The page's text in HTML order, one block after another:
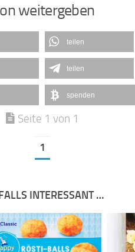
weitergeben
teilen
teilen
spenden
Seite 1 von 1
1
INTERESSANT …